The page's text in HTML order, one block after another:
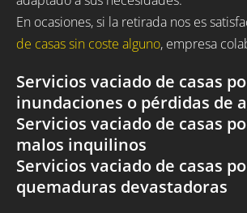
En ocasiones, si la retirada nos es
de casas sin coste alguno, empresa
Servicios vaciado de casas
inundaciones o pérdidas de
Servicios vaciado de casas
malos inquilinos
Servicios vaciado de casas
quemaduras devastadoras